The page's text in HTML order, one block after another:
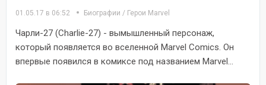
01.05.17 в 06:52 Биографии / Герои Marvel
Чарли-27 (Charlie-27) - вымышленный персонаж,
который появляется во вселенной Marvel Comics. Он
впервые появился в комиксе под названием Marvel...